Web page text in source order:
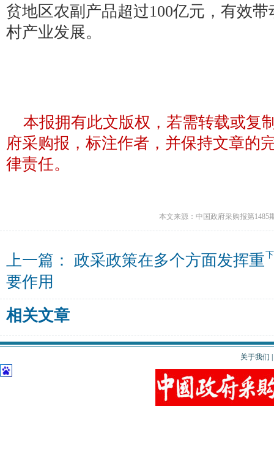
贫地区农副产品超过100亿元，有效
村产业发展。
本报拥有此文版权，若需转载或复
府采购报，标注作者，并保持文章的
律责任。
本文来源：中国政府采购报第1485
上一篇： 政采政策在多个方面发挥重
要作用
相关文章
关于我们